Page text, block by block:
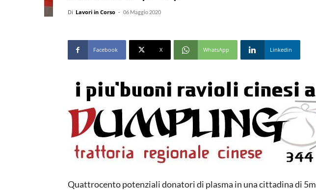
Di Lavori in Corso - 06 Maggio 2020
Facebook X WhatsApp Linkedin
Quattrocento potenziali donatori di plasma in una cittadina di